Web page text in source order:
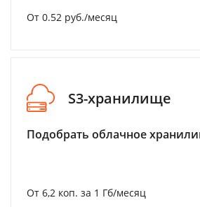
От 0.52 руб./месяц
S3-хранилище
Подобрать облачное
От 6,2 коп. за 1 Гб/месяц